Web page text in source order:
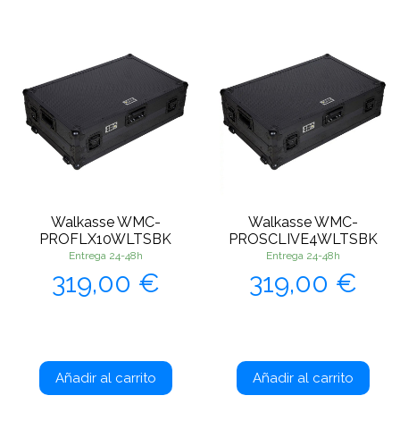
Walkasse WMC-
PROFLX10WLTSBK
Entrega 24-48h
Precio
319,00 €
Añadir al carrito
Walkasse WMC-
PROSCLIVE4WLTSBK
Entrega 24-48h
Precio
319,00 €
Añadir al carrito